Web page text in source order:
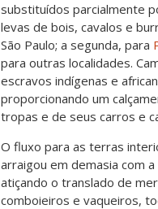
substituídos parcialmente
levas de bois, cavalos e
São Paulo; a segunda, para
para outras localidades.
escravos indígenas e
proporcionando um
tropas e de seus carros e
O fluxo para as terras
arraigou em demasia com
atiçando o translado de
comboieiros e vaqueiros,